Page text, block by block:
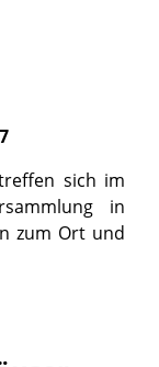
sich im
in
zum Ort und